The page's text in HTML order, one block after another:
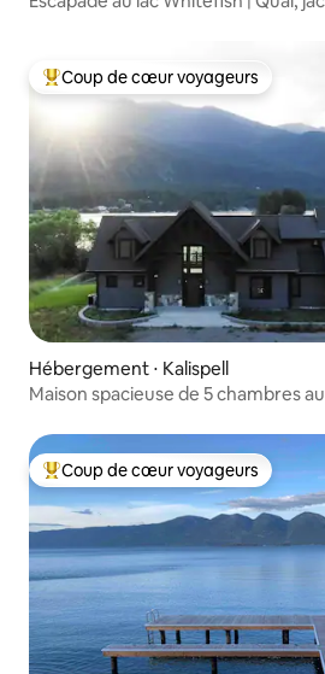
Coups de cœur voyageurs les plus
Coup de cœur voyageurs
Hébergement ⋅ Kalispell
Maison spacieuse de 5 chambres
Coups de cœur voyageurs les plus
Coup de cœur voyageurs